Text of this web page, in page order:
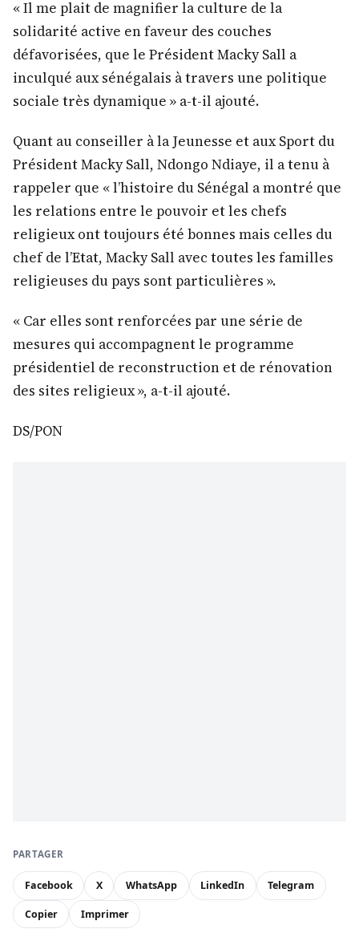
« Il me plait de magnifier la culture de la
solidarité active en faveur des couches
défavorisées, que le Président Macky Sall a
inculqué aux sénégalais à travers une politique
sociale très dynamique » a-t-il ajouté.
Quant au conseiller à la Jeunesse et aux Sport du
Président Macky Sall, Ndongo Ndiaye, il a tenu à
rappeler que « l’histoire du Sénégal a montré que
les relations entre le pouvoir et les chefs
religieux ont toujours été bonnes mais celles du
chef de l’Etat, Macky Sall avec toutes les familles
religieuses du pays sont particulières ».
« Car elles sont renforcées par une série de
mesures qui accompagnent le programme
présidentiel de reconstruction et de rénovation
des sites religieux », a-t-il ajouté.
DS/PON
PARTAGER
Facebook X WhatsApp LinkedIn Telegram
Copier Imprimer